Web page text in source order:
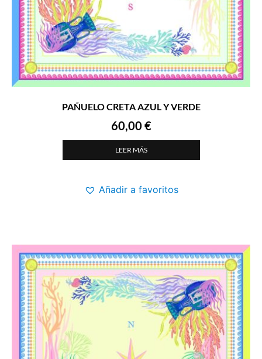
PAÑUELO CRETA AZUL Y VERDE
60,00 €
LEER MÁS
Añadir a favoritos